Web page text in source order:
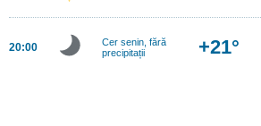
20:00
Cer senin, fără
precipitații
+21°